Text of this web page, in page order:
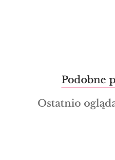
Pomiń karuzelęProdukty
o
statusie:
Podobne
Produkty
Ostatnio